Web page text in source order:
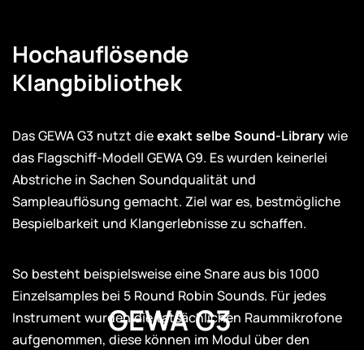
GEWA G3
Hochauflösende
Klangbibliothek
Das GEWA G3 nutzt dieexakt selbe Sound-Librarywie
das Flagschiff-Modell GEWA G9. Es wurden keinerlei
Abstriche in Sachen Soundqualität und
Sampleauflösung gemacht. Ziel war es, bestmögliche
Bespielbarkeit und Klangerlebnisse zu schaffen.
So besteht beispielsweise eine Snare aus bis 1000
Einzelsamples bei 5 Round Robin Sounds. Für jedes
Instrument wurden die tatsächlichen Raummikrofone
aufgenommen, diese können im Modul über den